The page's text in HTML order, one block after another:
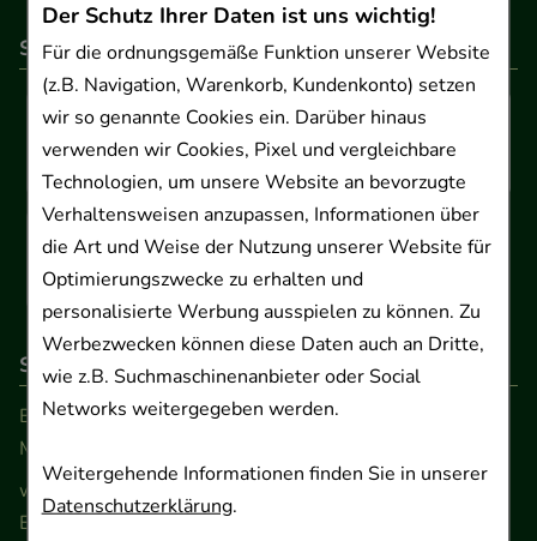
Der Schutz Ihrer Daten ist uns wichtig!
Für die ordnungsgemäße Funktion unserer Website
(z.B. Navigation, Warenkorb, Kundenkonto) setzen
wir so genannte Cookies ein. Darüber hinaus
verwenden wir Cookies, Pixel und vergleichbare
Technologien, um unsere Website an bevorzugte
Verhaltensweisen anzupassen, Informationen über
die Art und Weise der Nutzung unserer Website für
Optimierungszwecke zu erhalten und
personalisierte Werbung ausspielen zu können. Zu
Werbezwecken können diese Daten auch an Dritte,
wie z.B. Suchmaschinenanbieter oder Social
Networks weitergegeben werden.
Weitergehende Informationen finden Sie in unserer
Datenschutzerklärung.
So können Sie bezahlen
So erreichen Sie uns
Beratung und Kundenservice:
Montag - Freitag von 9.00 bis 17.00 Uhr
www.ApoSalis.de
Ernst-August-Platz 2 · 30159 Hannover